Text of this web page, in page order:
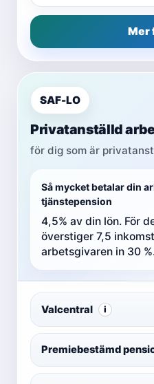
Mer
SAF-LO
Privatanställd
för dig som är
Så mycket betalar din
tjänstepension
4,5% av din lön. För
överstiger 7,5
arbetsgivaren in 30
Valcentral i
Premiebestämd